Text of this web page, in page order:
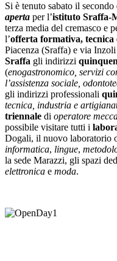
Si è tenuto sabato il
aperta per l’istituto Sraffa-
terza media del cremasco e
l’offerta formativa, tecnica
Piacenza (Sraffa) e via
Sraffa gli indirizzi
(enogastronomico, servizi
l’assistenza sociale,
gli indirizzi professionali
tecnica, industria e
triennale di operatore
possibile visitare tutti i
Dogali, il nuovo laboratorio
informatica, lingue,
la sede Marazzi, gli spazi
elettronica e moda.